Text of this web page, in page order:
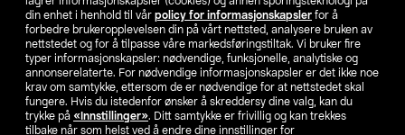
din enhet i henhold til vår policy for informasjonskapsler for å
forbedre brukeropplevelsen din på vårt nettsted, analysere bruken av
nettstedet og for å tilpasse våre markedsføringstiltak. Vi bruker fire
typer informasjonskapsler: nødvendige, funksjonelle, analytiske og
annonserelaterte. For nødvendige informasjonskapsler er det ikke noe
krav om samtykke, ettersom de er nødvendige for at nettstedet skal
fungere. Hvis du istedenfor ønsker å skreddersy dine valg, kan du
trykke på «Innstillinger». Ditt samtykke er frivillig og kan trekkes
tilbake når som helst ved å endre dine innstillinger for
Våre selskaper
Finn din butikk
SE NO FI